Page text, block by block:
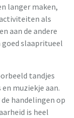
langer maken,
als
aan de andere
slaapritueel
tandjes
muziekje aan.
handelingen op
is heel